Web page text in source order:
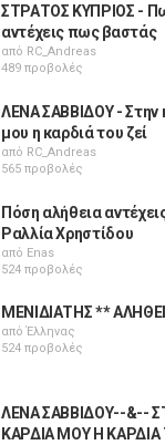
ΣΤΡΑΤΟΣ ΚΥΠΡΙΟΣ -
αντέχεις πως βαστάς
από RC_Andreas
489 προβολές
ΛΕΝΑ ΣΑΒΒΙΔΟΥ - Στην
μου η καρδιά του ζεί
από RC_Andreas
565 προβολές
Πόση αλήθεια
Ραλλία Χρηστίδου
από Enas
524 προβολές
ΜΕΝΙΔΙΑΤΗΣ **
απόΈλληνας
524 προβολές
ΛΕΝΑ ΣΑΒΒΙΔΟΥ--&--
ΚΑΡΔΙΑ ΜΟΥ Η ΚΑΡΔΙΑ